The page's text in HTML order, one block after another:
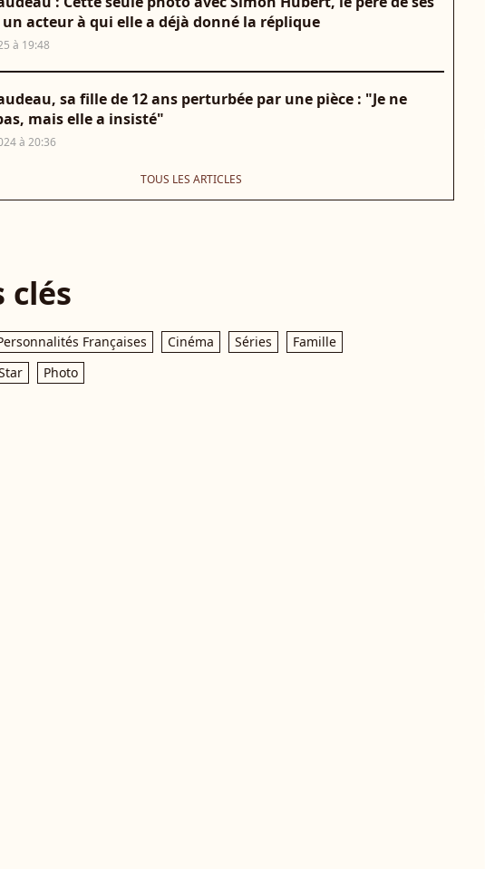
acteur à qui elle a déjà donné la réplique
à 19:48
sa fille de 12 ans perturbée par une pièce : "Je ne
mais elle a insisté"
à 20:36
TOUS LES ARTICLES
clés
Françaises Cinéma Séries
Famille
Photo